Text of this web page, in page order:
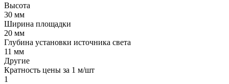
Высота
30 мм
Ширина площадки
20 мм
Глубина установки источника света
11 мм
Другие
Кратность цены за 1 м/шт
1